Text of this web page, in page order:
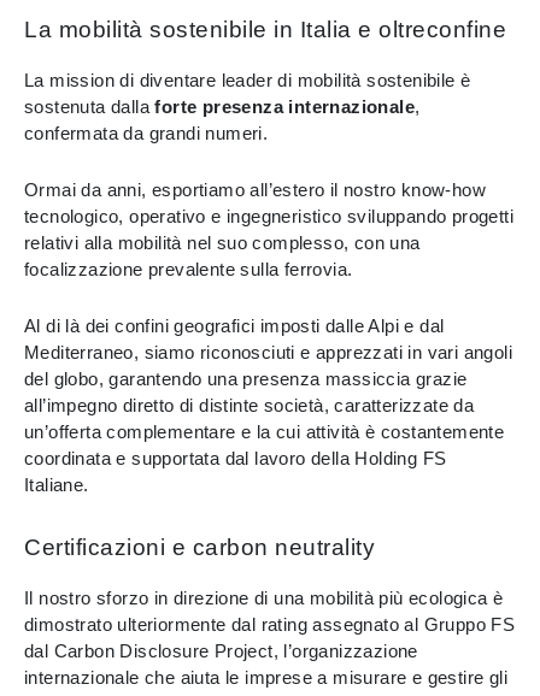
La mobilità sostenibile in Italia e oltreconfine
La mission di diventare leader di mobilità sostenibile è
sostenuta dalla forte presenza internazionale,
confermata da grandi numeri.
Ormai da anni, esportiamo all’estero il nostro know-how
tecnologico, operativo e ingegneristico sviluppando progetti
relativi alla mobilità nel suo complesso, con una
focalizzazione prevalente sulla ferrovia.
Al di là dei confini geografici imposti dalle Alpi e dal
Mediterraneo, siamo riconosciuti e apprezzati in vari angoli
del globo, garantendo una presenza massiccia grazie
all’impegno diretto di distinte società, caratterizzate da
un’offerta complementare e la cui attività è costantemente
coordinata e supportata dal lavoro della Holding FS
Italiane.
Certificazioni e carbon neutrality
Il nostro sforzo in direzione di una mobilità più ecologica è
dimostrato ulteriormente dal rating assegnato al Gruppo FS
dal Carbon Disclosure Project, l’organizzazione
internazionale che aiuta le imprese a misurare e gestire gli